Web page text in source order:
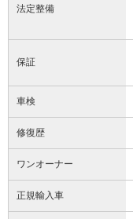
法定整備
保証
車検
修復歴
ワンオーナー
正規輸入車